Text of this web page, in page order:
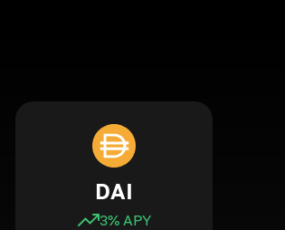
DAI
3% APY